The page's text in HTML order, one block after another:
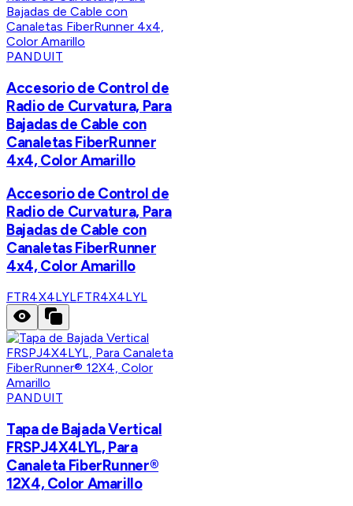
PANDUIT
Accesorio de Control de
Radio de Curvatura, Para
Bajadas de Cable con
Canaletas FiberRunner
4x4, Color Amarillo
Accesorio de Control de
Radio de Curvatura, Para
Bajadas de Cable con
Canaletas FiberRunner
4x4, Color Amarillo
FTR4X4LYLFTR4X4LYL
PANDUIT
Tapa de Bajada Vertical
FRSPJ4X4LYL, Para
Canaleta FiberRunner®
12X4, Color Amarillo